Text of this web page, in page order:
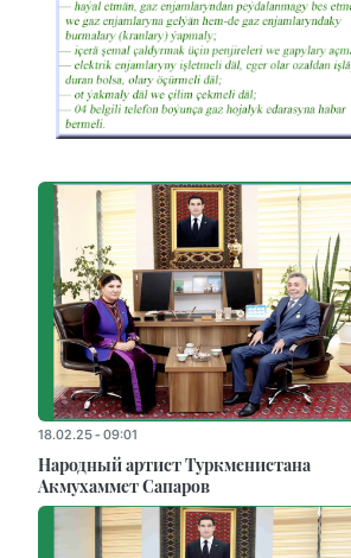
18.02.25 - 09:01
Народный артист Туркменистана
Акмухаммет Сапаров